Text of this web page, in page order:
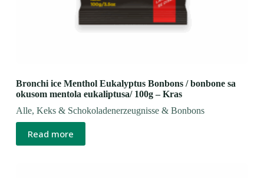
Bronchi ice Menthol Eukalyptus Bonbons / bonbone sa
okusom mentola eukaliptusa/ 100g – Kras
Alle, Keks & Schokoladenerzeugnisse & Bonbons
Read more